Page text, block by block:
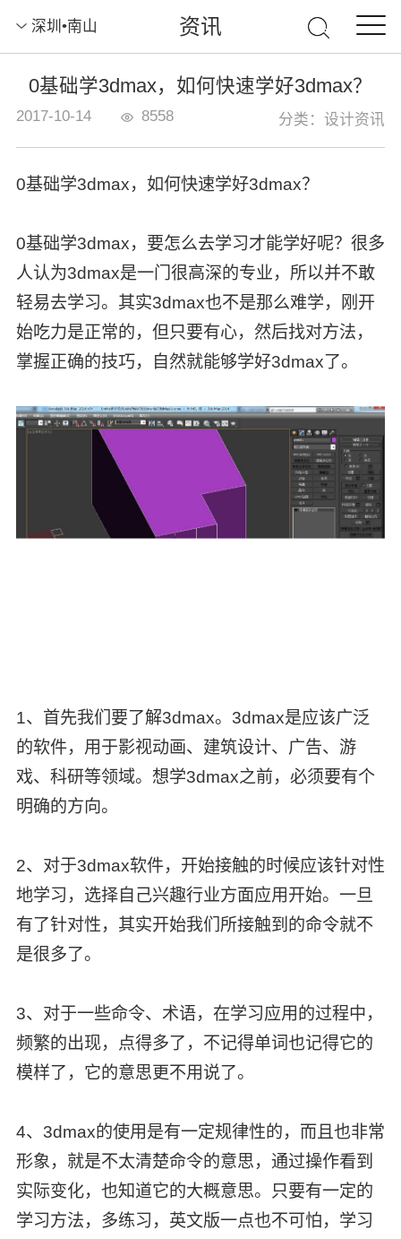
深圳•南山 资讯
0基础学3dmax，如何快速学好3dmax？
2017-10-14 8558 分类：设计资讯
0基础学3dmax，如何快速学好3dmax？
0基础学3dmax，要怎么去学习才能学好呢？很多
人认为3dmax是一门很高深的专业，所以并不敢
轻易去学习。其实3dmax也不是那么难学，刚开
始吃力是正常的，但只要有心，然后找对方法，
掌握正确的技巧，自然就能够学好3dmax了。
1、首先我们要了解3dmax。3dmax是应该广泛
的软件，用于影视动画、建筑设计、广告、游
戏、科研等领域。想学3dmax之前，必须要有个
明确的方向。
2、对于3dmax软件，开始接触的时候应该针对性
地学习，选择自己兴趣行业方面应用开始。一旦
有了针对性，其实开始我们所接触到的命令就不
是很多了。
3、对于一些命令、术语，在学习应用的过程中，
频繁的出现，点得多了，不记得单词也记得它的
模样了，它的意思更不用说了。
4、3dmax的使用是有一定规律性的，而且也非常
形象，就是不太清楚命令的意思，通过操作看到
实际变化，也知道它的大概意思。只要有一定的
学习方法，多练习，英文版一点也不可怕，学习